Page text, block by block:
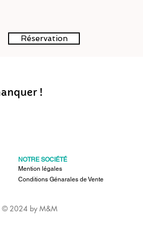
Réservation
!
NOTRE SOCIÉTÉ
Mention légales
Conditions Génarales de Vente
© 2024 by M&M